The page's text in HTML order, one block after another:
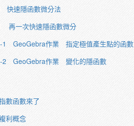
速隱函數微分法
一次快速隱函數微分
GeoGebra作業 指定極值產生點的函數
2 GeoGebra作業 變化的隱函數
函數來了
利概念